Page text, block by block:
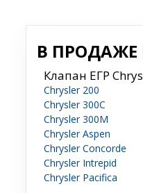
В ПРОДАЖЕ
Клапан ЕГР
Chrysler 200
Chrysler 300C
Chrysler 300M
Chrysler Aspen
Chrysler Concorde
Chrysler Intrepid
Chrysler Pacifica